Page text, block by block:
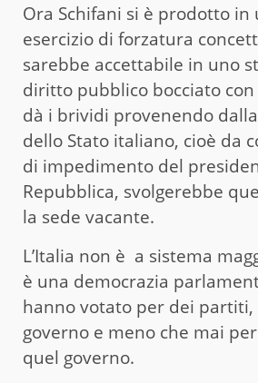
Ora Schifani si è prodotto in
esercizio di forzatura
sarebbe accettabile in uno
diritto pubblico bocciato
dà i brividi provenendo
dello Stato italiano, cioè da
di impedimento del
Repubblica, svolgerebbe
la sede vacante.
L’Italia non è a sistema
è una democrazia
hanno votato per dei partiti,
governo e meno che mai
quel governo.